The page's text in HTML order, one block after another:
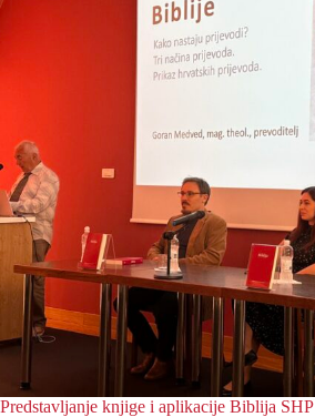
Predstavljanje knjige i aplikacije Biblija SHP